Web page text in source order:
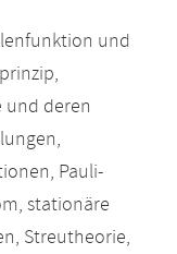
und
und deren
Pauli-
stationäre
Streutheorie,